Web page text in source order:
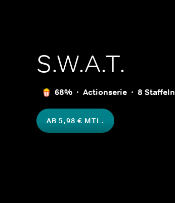
S.W.A.T.
68% Actionserie 8 Staffeln
AB 5,98 € MTL.